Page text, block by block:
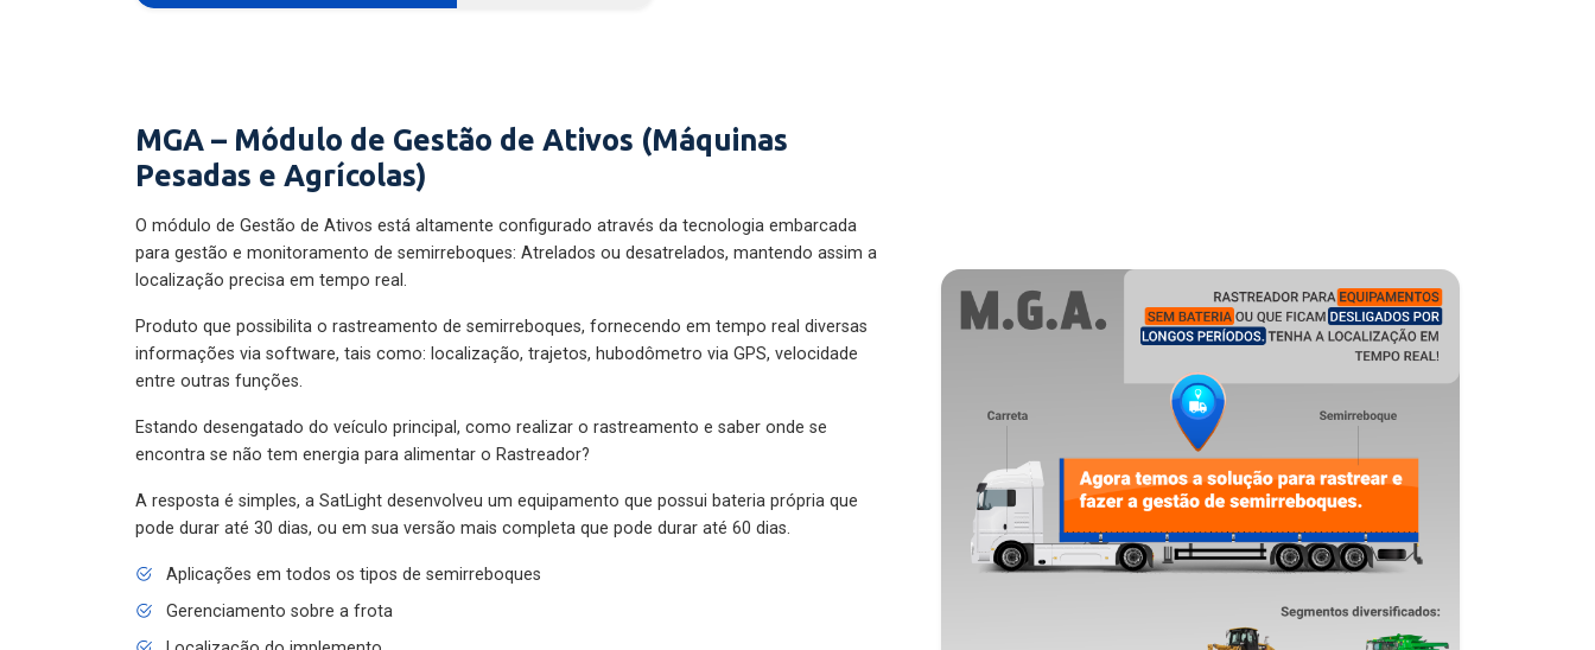
MGA – Módulo de Gestão de Ativos (Máquinas
Pesadas e Agrícolas)
O módulo de Gestão de Ativos está altamente configurado através da tecnologia embarcada
para gestão e monitoramento de semirreboques: Atrelados ou desatrelados, mantendo assim a
localização precisa em tempo real.
Produto que possibilita o rastreamento de semirreboques, fornecendo em tempo real diversas
informações via software, tais como: localização, trajetos, hubodômetro via GPS, velocidade
entre outras funções.
Estando desengatado do veículo principal, como realizar o rastreamento e saber onde se
encontra se não tem energia para alimentar o Rastreador?
A resposta é simples, a SatLight desenvolveu um equipamento que possui bateria própria que
pode durar até 30 dias, ou em sua versão mais completa que pode durar até 60 dias.
Aplicações em todos os tipos de semirreboques
Gerenciamento sobre a frota
Localização do implemento